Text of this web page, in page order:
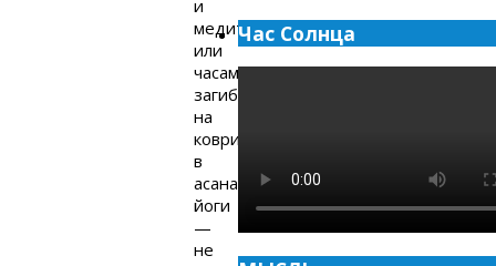
и
медитировать
или
часами
загибаться
на
коврике
в
асанах
йоги
—
не
Час Солнца